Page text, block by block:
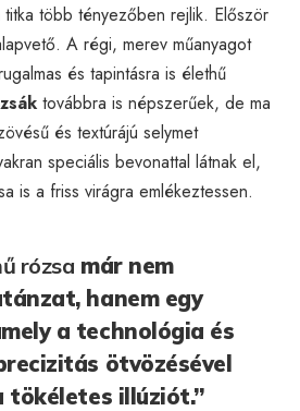
titka több tényezőben rejlik. Először
A régi, merev műanyagot
és tapintásra is élethű
továbbra is népszerűek, de ma
és textúrájú selymet
speciális bevonattal látnak el,
is a friss virágra emlékeztessen.
rózsa már nem
hanem egy
a technológia és
ötvözésével
tökéletes illúziót.”